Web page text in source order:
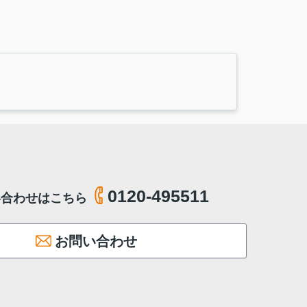
わせはこちら 0120-495511
お問い合わせ